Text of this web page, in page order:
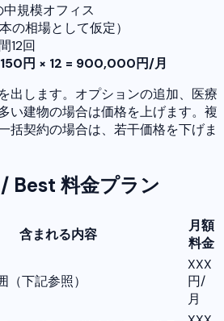
規模オフィス
の相場として仮定）
12回
円 × 12 = 900,000円/月
出します。オプションの追加、医療
い建物の場合は価格を上げます。複
括契約の場合は、若干価格を下げま
Best 料金プラン
含まれる内容
月額
料金
（下記参照）
XXX
円/
月